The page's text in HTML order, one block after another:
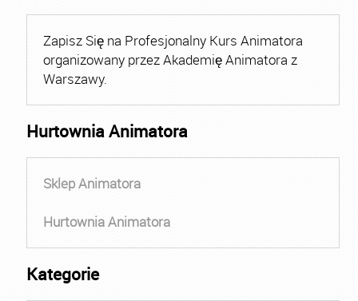
Zapisz Się na Profesjonalny Kurs Animatora
organizowany przez Akademię Animatora z
Warszawy.
Hurtownia Animatora
Sklep Animatora
Hurtownia Animatora
Kategorie